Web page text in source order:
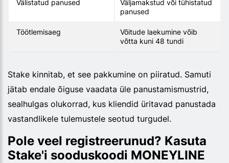
Välistatud panused
Väljamakstud või tühistatud
panused
Töötlemisaeg
Võitude laekumine võib
võtta kuni 48 tundi
Stake kinnitab, et see pakkumine on piiratud. Samuti
jätab endale õiguse vaadata üle panustamismustrid,
sealhulgas olukorrad, kus kliendid üritavad panustada
vastandlikele tulemustele seotud turgudel.
Pole veel registreerunud? Kasuta
Stake'i sooduskoodi MONEYLINE